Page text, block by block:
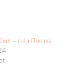
– г-ѓа Пчелка